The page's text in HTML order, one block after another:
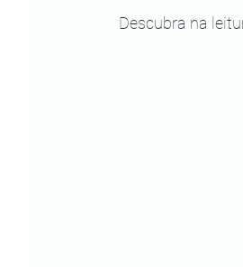
Descubra na